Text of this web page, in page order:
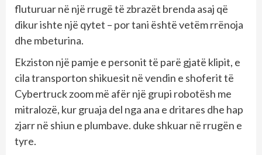
fluturuar në një rrugë të zbrazët brenda asaj që
dikur ishte një qytet – por tani është vetëm rrënoja
dhe mbeturina.
Ekziston një pamje e personit të parë gjatë klipit, e
cila transporton shikuesit në vendin e shoferit të
Cybertruck zoom më afër një grupi robotësh me
mitralozë, kur gruaja del nga ana e dritares dhe hap
zjarr në shiun e plumbave. duke shkuar në rrugën e
tyre.